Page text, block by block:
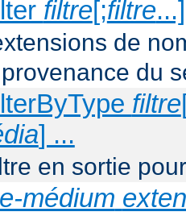
filtre[;filtre
de
du
filtre
] ...
en sortie
médium